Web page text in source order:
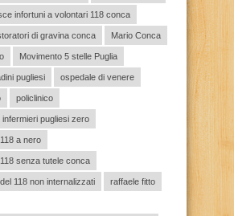
infortuni a volontari 118 conca
di gravina conca Mario Conca
Movimento 5 stelle Puglia
pugliesi ospedale di venere
policlinico
infermieri pugliesi zero
a nero
senza tutele conca
118 non internalizzati raffaele fitto